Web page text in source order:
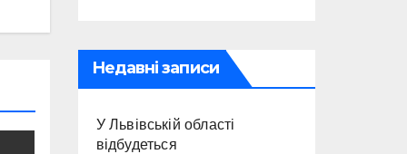
Недавні записи
У Львівській області
відбудеться